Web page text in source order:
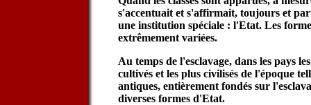
s'accentuait et s'affirmait, toujours et
une institution spéciale : l'Etat. Les
extrêmement variées.
Au temps de l'esclavage, dans les pays
cultivés et les plus civilisés de l'époque
antiques, entièrement fondés sur
diverses formes d'Etat.